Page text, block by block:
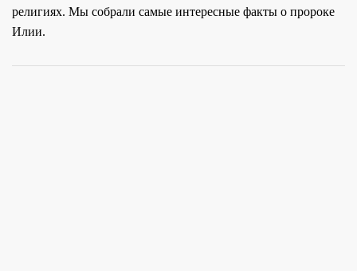
религиях. Мы собрали самые интересные факты о пророке
Илии.